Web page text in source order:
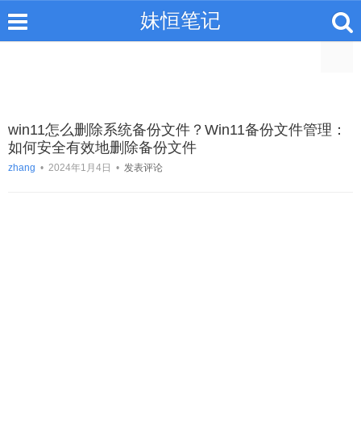
妹恒笔记
win11怎么删除系统备份文件？Win11备份文件管理：
如何安全有效地删除备份文件
zhang • 2024年1月4日 • 发表评论